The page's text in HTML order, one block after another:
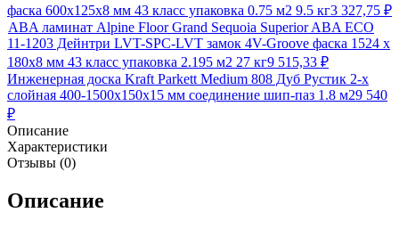
фаска 600х125х8 мм 43 класс упаковка 0.75 м2 9.5 кг3 327,75 ₽
ABA ламинат Alpine Floor Grand Sequoia Superior ABA ECO
11-1203 Дейнтри LVT-SPC-LVT замок 4V-Groove фаска 1524 х
180х8 мм 43 класс упаковка 2.195 м2 27 кг9 515,33 ₽
Инженерная доска Kraft Parkett Medium 808 Дуб Рустик 2-х
слойная 400-1500х150х15 мм соединение шип-паз 1.8 м29 540
₽
Описание
Характеристики
Отзывы (0)
Описание